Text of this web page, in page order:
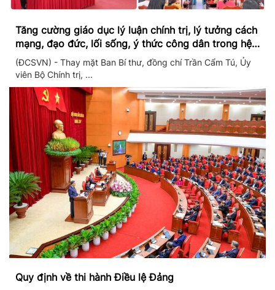
Tăng cường giáo dục lý luận chính trị, lý tưởng cách
mạng, đạo đức, lối sống, ý thức công dân trong hệ
thống giáo dục quốc dân
(ĐCSVN) - Thay mặt Ban Bí thư, đồng chí Trần Cẩm Tú, Ủy
viên Bộ Chính trị, ...
Quy định về thi hành Điều lệ Đảng